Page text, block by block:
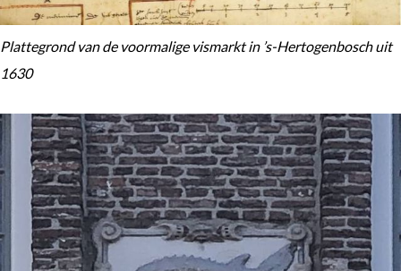
Plattegrond van de voormalige vismarkt in ’s-Hertogenbosch uit
1630